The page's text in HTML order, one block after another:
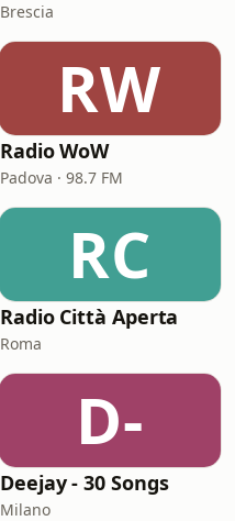
Brescia
RW
Radio WoW
Padova · 98.7 FM
RC
Radio Città Aperta
Roma
D-
Deejay - 30 Songs
Milano